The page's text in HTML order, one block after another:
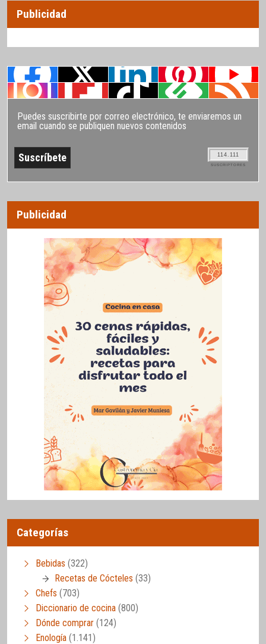
Publicidad
Puedes suscribirte por correo electrónico, te enviaremos un
email cuando se publiquen nuevos contenidos
114.111
SUSCRIPTORES
Publicidad
Categorías
Bebidas (322)
Recetas de Cócteles (33)
Chefs (703)
Diccionario de cocina (800)
Dónde comprar (124)
Enología (1.141)